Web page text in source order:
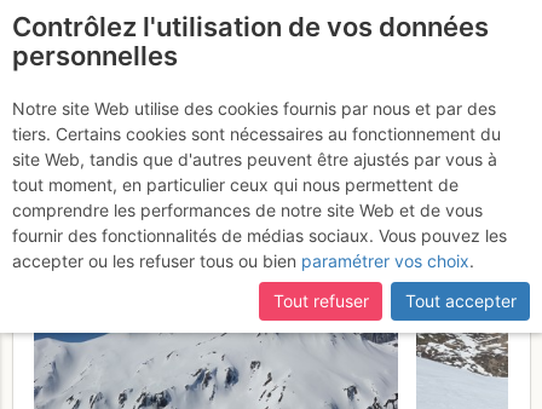
La Dotse : Voie Normale
Dimanche 9 avril 2017
Contrôlez l'utilisation de vos données
personnelles
Notre site Web utilise des cookies fournis par nous et par des
tiers. Certains cookies sont nécessaires au fonctionnement du
site Web, tandis que d'autres peuvent être ajustés par vous à
tout moment, en particulier ceux qui nous permettent de
comprendre les performances de notre site Web et de vous
fournir des fonctionnalités de médias sociaux. Vous pouvez les
accepter ou les refuser tous ou bien paramétrer vos choix.
Tout refuser
Tout accepter